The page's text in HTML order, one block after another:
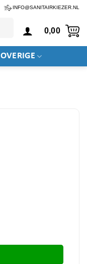
INFO@SANITAIRKIEZER.NL
0,00
OVERIGE